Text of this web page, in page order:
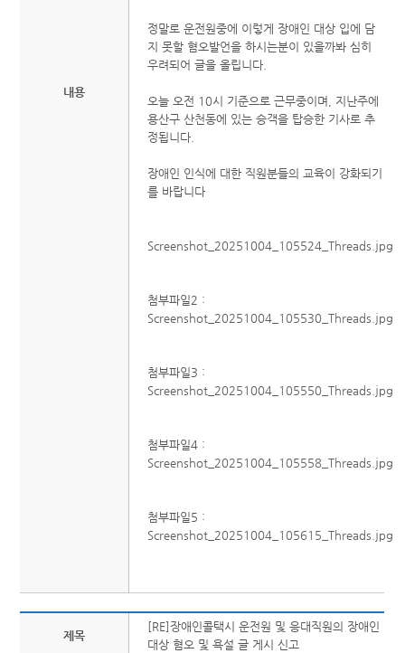
내용
정말로 운전원중에 이렇게 장애인 대상 입에 담
지 못할 혐오발언을 하시는분이 있을까봐 심히
우려되어 글을 올립니다.
오늘 오전 10시 기준으로 근무중이며, 지난주에
용산구 산천동에 있는 승객을 탑승한 기사로 추
정됩니다.
장애인 인식에 대한 직원분들의 교육이 강화되기
를 바랍니다
Screenshot_20251004_105524_Threads.jpg
첨부파일2 :
Screenshot_20251004_105530_Threads.jpg
첨부파일3 :
Screenshot_20251004_105550_Threads.jpg
첨부파일4 :
Screenshot_20251004_105558_Threads.jpg
첨부파일5 :
Screenshot_20251004_105615_Threads.jpg
제목
[RE]장애인콜택시 운전원 및 응대직원의 장애인
대상 혐오 및 욕설 글 게시 신고